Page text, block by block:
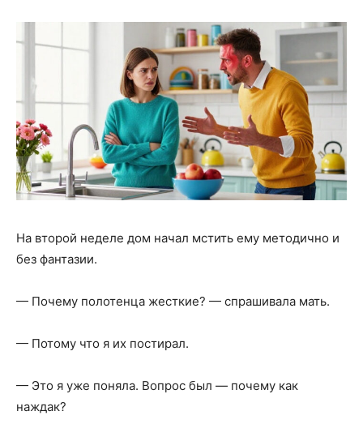
На второй неделе дом начал мстить ему методично и
без фантазии.
— Почему полотенца жесткие? — спрашивала мать.
— Потому что я их постирал.
— Это я уже поняла. Вопрос был — почему как
наждак?